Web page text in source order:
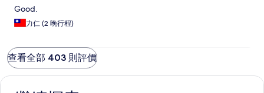
Good.
力仁 (2 晚行程)
查看全部 403 則評價